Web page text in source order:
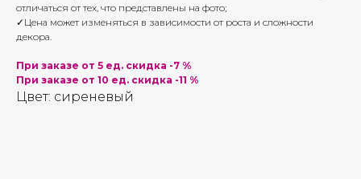
отличаться от тех, что представлены на фото;
✓Цена может изменяться в зависимости от роста и сложности
декора.
При заказе от 5 ед. скидка -7 %
При заказе от 10 ед. скидка -11 %
Цвет: сиреневый